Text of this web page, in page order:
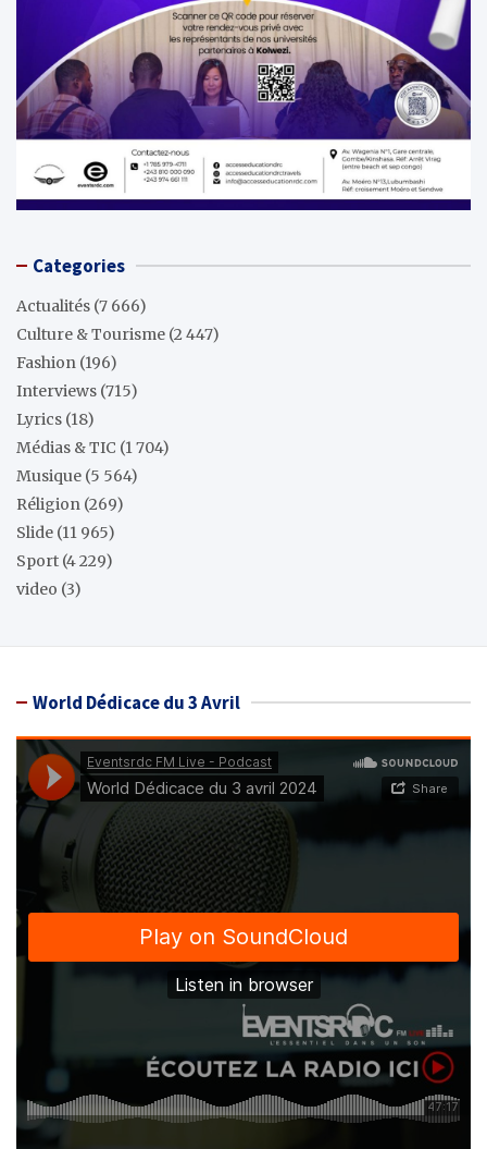
Categories
Actualités (7 666)
Culture & Tourisme (2 447)
Fashion (196)
Interviews (715)
Lyrics (18)
Médias & TIC (1 704)
Musique (5 564)
Réligion (269)
Slide (11 965)
Sport (4 229)
video (3)
World Dédicace du 3 Avril